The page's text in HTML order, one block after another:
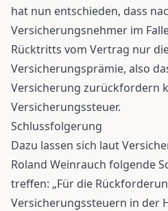
hat nun entschieden, dass
Versicherungsnehmer im
Rücktritts vom Vertrag nur
Versicherungsprämie, also
Versicherung zurückfordern
Versicherungssteuer.
Schlussfolgerung
Dazu lassen sich laut
Roland Weinrauch folgende
treffen: „Für die
Versicherungssteuern in der